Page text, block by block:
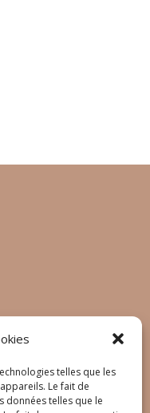
telles que les
Le fait de
données telles que le